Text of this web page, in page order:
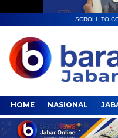
SCROLL TO
HOME NASIONAL